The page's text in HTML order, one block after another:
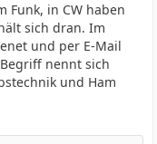
Funk, in CW haben
sich dran. Im
und per E-Mail
nennt sich
und Ham